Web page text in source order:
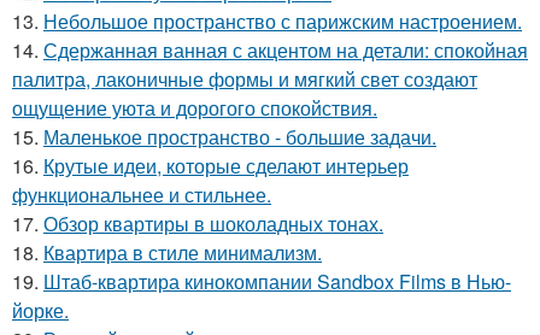
13. Небольшое пространство с парижским настроением.
14. Сдержанная ванная с акцентом на детали: спокойная
палитра, лаконичные формы и мягкий свет создают
ощущение уюта и дорогого спокойствия.
15. Маленькое пространство - большие задачи.
16. Крутые идеи, которые сделают интерьер
функциональнее и стильнее.
17. Обзор квартиры в шоколадных тонах.
18. Квартира в стиле минимализм.
19. Штаб-квартира кинокомпании Sandbox Films в Нью-
йорке.